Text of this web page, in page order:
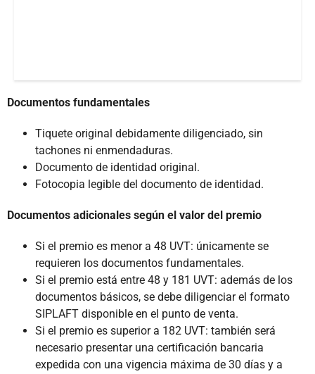
Documentos fundamentales
Tiquete original debidamente diligenciado, sin
tachones ni enmendaduras.
Documento de identidad original.
Fotocopia legible del documento de identidad.
Documentos adicionales según el valor del premio
Si el premio es menor a 48 UVT: únicamente se
requieren los documentos fundamentales.
Si el premio está entre 48 y 181 UVT: además de los
documentos básicos, se debe diligenciar el formato
SIPLAFT disponible en el punto de venta.
Si el premio es superior a 182 UVT: también será
necesario presentar una certificación bancaria
expedida con una vigencia máxima de 30 días y a